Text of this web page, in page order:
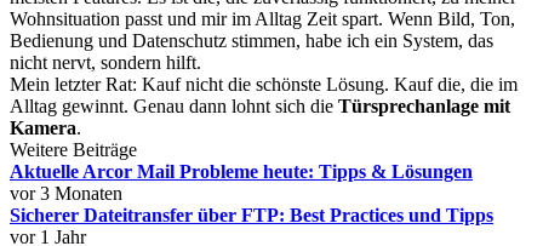
Wohnsituation passt und mir im Alltag Zeit spart. Wenn Bild, Ton,
Bedienung und Datenschutz stimmen, habe ich ein System, das
nicht nervt, sondern hilft.
Mein letzter Rat: Kauf nicht die schönste Lösung. Kauf die, die im
Alltag gewinnt. Genau dann lohnt sich die Türsprechanlage mit
Kamera.
Weitere Beiträge
Aktuelle Arcor Mail Probleme heute: Tipps & Lösungen
vor 3 Monaten
Sicherer Dateitransfer über FTP: Best Practices und Tipps
vor 1 Jahr